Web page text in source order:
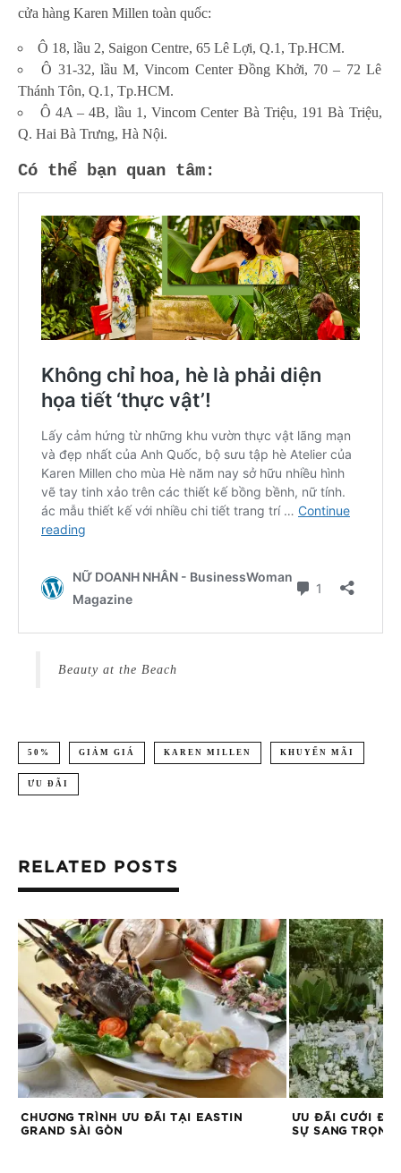
cửa hàng Karen Millen toàn quốc:
Ô 18, lầu 2, Saigon Centre, 65 Lê Lợi, Q.1, Tp.HCM.
Ô 31-32, lầu M, Vincom Center Đồng Khởi, 70 – 72 Lê
Thánh Tôn, Q.1, Tp.HCM.
Ô 4A – 4B, lầu 1, Vincom Center Bà Triệu, 191 Bà Triệu,
Q. Hai Bà Trưng, Hà Nội.
Có thể bạn quan tâm:
Beauty at the Beach
50% GIẢM GIÁ KAREN MILLEN KHUYẾN MÃI
ƯU ĐÃI
RELATED POSTS
CHƯƠNG TRÌNH ƯU ĐÃI TẠI EASTIN
GRAND SÀI GÒN
ƯU ĐÃI CƯỚI
SỰ SANG